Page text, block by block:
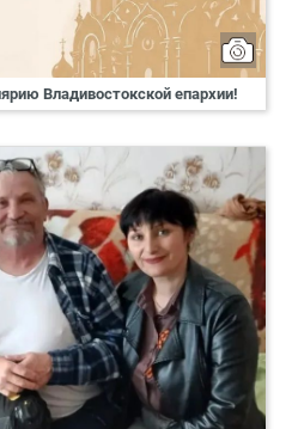
Владивостокской епархии!